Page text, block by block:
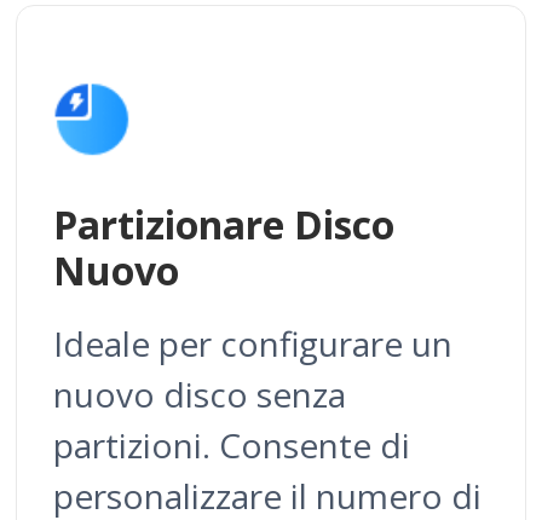
Partizionare Disco
Nuovo
Ideale per configurare un
nuovo disco senza
partizioni. Consente di
personalizzare il numero di